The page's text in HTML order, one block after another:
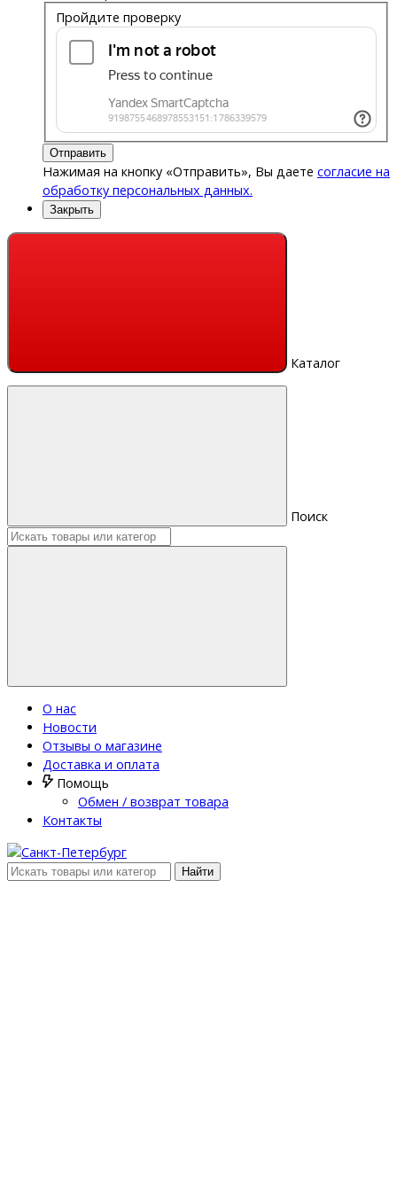
Пройдите проверку
Отправить
Нажимая на кнопку «Отправить», Вы даете согласие на
обработку персональных данных.
Закрыть
Каталог
Поиск
О нас
Новости
Отзывы о магазине
Доставка и оплата
Помощь
Обмен / возврат товара
Контакты
Найти